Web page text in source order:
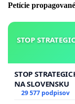
Petície
STOP
STOP
NA SLOVENSKU
29 577 podpisov